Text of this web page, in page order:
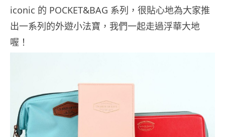
iconic 的 POCKET&BAG 系列，很貼心地為大家推
出一系列的外遊小法寶，我們一起走過浮華大地
喔！